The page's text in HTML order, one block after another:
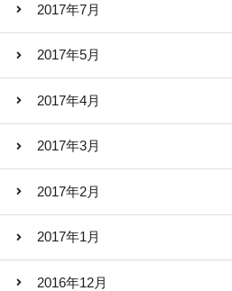
2017年7月
2017年5月
2017年4月
2017年3月
2017年2月
2017年1月
2016年12月